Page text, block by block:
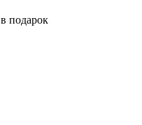
подарок